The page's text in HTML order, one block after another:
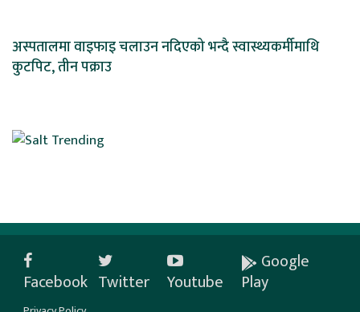
अस्पतालमा वाइफाइ चलाउन नदिएको भन्दै स्वास्थ्यकर्मीमाथि
कुटपिट, तीन पक्राउ
Facebook Twitter Youtube
Google
Play